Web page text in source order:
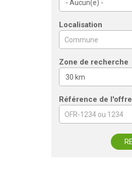
Localisation
Zone de recherche
Référence de l'offre